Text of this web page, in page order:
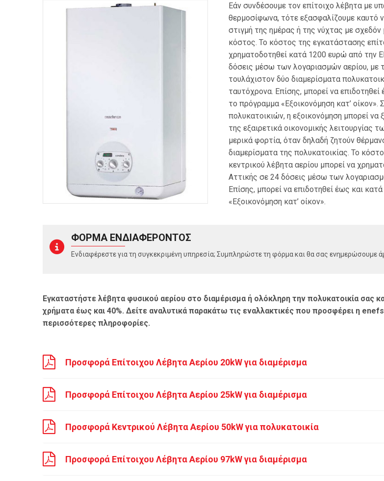
Εάν συνδέσουμε τον επίτοιχο λέβητα με
θερμοσίφωνα, τότε εξασφαλίζουμε καυτό
στιγμή της ημέρας ή της νύχτας με σχεδόν
κόστος. Το κόστος της εγκατάστασης
χρηματοδοτηθεί κατά 1200 ευρώ από την
δόσεις μέσω των λογαριασμών αερίου, με
τουλάχιστον δύο διαμερίσματα
ταυτόχρονα. Επίσης, μπορεί να
το πρόγραμμα «Εξοικονόμηση κατ’ οίκον».
πολυκατοικιών, η εξοικονόμηση μπορεί να
της εξαιρετικά οικονομικής λειτουργίας
μερικά φορτία, όταν δηλαδή ζητούν
διαμερίσματα της πολυκατοικίας. Το
κεντρικού λέβητα αερίου μπορεί να
Αττικής σε 24 δόσεις μέσω των
Επίσης, μπορεί να επιδοτηθεί έως και
«Εξοικονόμηση κατ’ οίκον».
ΦΟΡΜΑ ΕΝΔΙΑΦΕΡΟΝΤΟΣ
Ενδιαφέρεστε για τη συγκεκριμένη υπηρεσία; Συμπληρώστε τη φόρμα και θα σας ενημερώσουμε
Εγκαταστήστε λέβητα φυσικού αερίου στο διαμέρισμα ή ολόκληρη την πολυκατοικία σας
χρήματα έως και 40%. Δείτε αναλυτικά παρακάτω τις εναλλακτικές που προσφέρει η
περισσότερες πληροφορίες.
 Προσφορά Επίτοιχου Λέβητα Αερίου 20kW για διαμέρισμα
 Προσφορά Επίτοιχου Λέβητα Αερίου 25kW για διαμέρισμα
 Προσφορά Κεντρικού Λέβητα Αερίου 50kW για πολυκατοικία
 Προσφορά Επίτοιχου Λέβητα Αερίου 97kW για διαμέρισμα